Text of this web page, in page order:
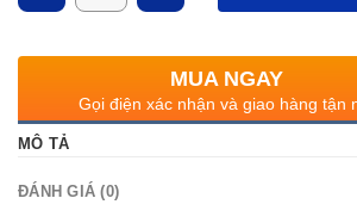
MUA NGAY
Gọi điện xác nhận và giao hàng tận
MÔ TẢ
ĐÁNH GIÁ (0)